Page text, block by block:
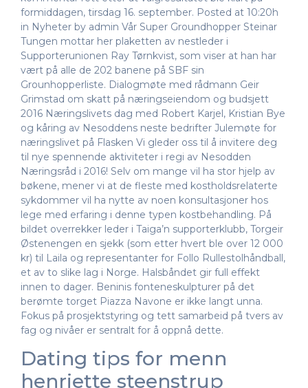
formiddagen, tirsdag 16. september. Posted at 10:20h
in Nyheter by admin Vår Super Groundhopper Steinar
Tungen mottar her plaketten av nestleder i
Supporterunionen Ray Tørnkvist, som viser at han har
vært på alle de 202 banene på SBF sin
Grounhopperliste. Dialogmøte med rådmann Geir
Grimstad om skatt på næringseiendom og budsjett
2016 Næringslivets dag med Robert Karjel, Kristian Bye
og kåring av Nesoddens neste bedrifter Julemøte for
næringslivet på Flasken Vi gleder oss til å invitere deg
til nye spennende aktiviteter i regi av Nesodden
Næringsråd i 2016! Selv om mange vil ha stor hjelp av
bøkene, mener vi at de fleste med kostholdsrelaterte
sykdommer vil ha nytte av noen konsultasjoner hos
lege med erfaring i denne typen kostbehandling. På
bildet overrekker leder i Taiga’n supporterklubb, Torgeir
Østenengen en sjekk (som etter hvert ble over 12 000
kr) til Laila og representanter for Follo Rullestolhåndball,
et av to slike lag i Norge. Halsbåndet gir full effekt
innen to dager. Beninis fonteneskulpturer på det
berømte torget Piazza Navone er ikke langt unna.
Fokus på prosjektstyring og tett samarbeid på tvers av
fag og nivåer er sentralt for å oppnå dette.
Dating tips for menn
henriette steenstrup